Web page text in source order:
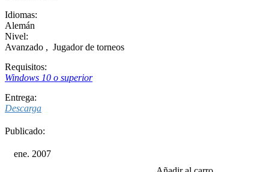
Idiomas:
Alemán
Nivel:
Avanzado , Jugador de torneos
Requisitos:
Windows 10 o superior
Entrega:
Descarga
Publicado:
ene. 2007